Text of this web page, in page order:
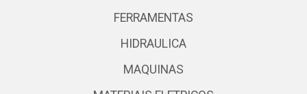
FERRAMENTAS
HIDRAULICA
MAQUINAS